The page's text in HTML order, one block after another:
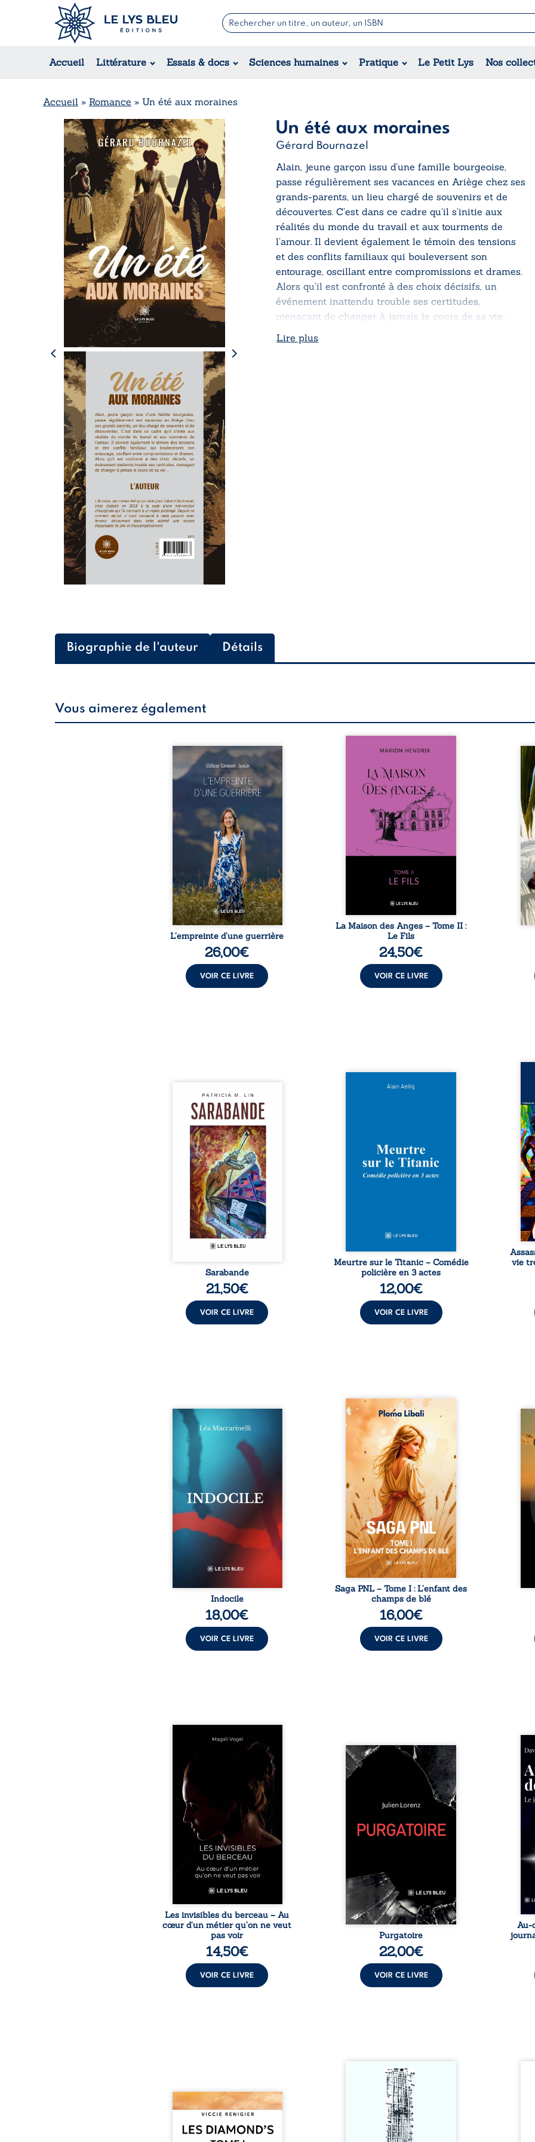
Accueil Littérature Essais & docs Sciences humaines Pratique Le Petit Lys Nos
Romans
Suspense / Thriller / Policier
Romance
Jeunesse
Théâtre
Accueil » Romance » Un été aux moraines
Un été aux moraines
Gérard Bournazel
Alain, jeune garçon issu d’une famille bourgeoise,
passe régulièrement ses vacances en Ariège chez ses
grands-parents, un lieu chargé de souvenirs et de
découvertes. C’est dans ce cadre qu’il s’initie aux
réalités du monde du travail et aux tourments de
l’amour. Il devient également le témoin des tensions
et des conflits familiaux qui bouleversent son
entourage, oscillant entre compromissions et drames.
Alors qu’il est confronté à des choix décisifs, un
événement inattendu trouble ses certitudes,
menaçant de changer à jamais le cours de sa vie…
Lire plus
Biographie de l'auteur Détails
Vous aimerez également
Que reste-t-il de l’enfance
lorsque la maladie impose ses
propres règles ? L’empreinte
d’une guerrière livre, sans
détour, le récit d’un quotidien
bouleversé par la maladie
chronique, l’errance médicale
et de longues hospitalisations.
L’auteure y raconte ce que les
dossiers médicaux taisent : la
peur, l’isolement, l’épuisement
et le sentiment de ne pas ...
L’empreinte d’une guerrière
26,00€
VOIR CE LIVRE
Nous sommes en 1979, soit 15
patriarche Anatole-Eustache.
La famille devra affronter non
seulement un inconnu qui rôde
autour du domaine et dont
Firmin, le fidèle majordome,
redoute les visites, le passé
encombrant d’Anatole-
Eustache, la malédiction
familiale, mais aussi la toute-
puissance de Gauthier. Mais
comment dompter cet enfant
avant qu’il ...
La Maison des Anges – Tome II :
Le Fils
24,50€
VOIR CE LIVRE
Au
eux,
Aux chants crépitants de l’été,
Sous le silence ouaté de la
neige en hiver, Au cours de
nuits pâles, Dans la clarté
bienveillante de la lune, Rêves,
pensées, révoltes et espoirs…
Des mots s’assemblent, colorés,
rebelles aux règles de la
poésie, mais chantant en
rythme. Ils forment une
sarabande, passionnée souvent,
Sarabande
21,50€
VOIR CE LIVRE
Et si le naufrage n’avait pas
les profondeurs de l’Atlantique.
Sept décennies plus tard, la
découverte de l’épave fait
resurgir un secret que l’on
Meurtre sur le Titanic – Comédie
policière en 3 actes
12,00€
VOIR CE LIVRE
La
de
qui
vie
Quatre parties. Quatre refus.
Quatre visages d’une existence
en friction. Entre les silences
qu’on ne déchiffre pas, les
amours qu’on dérange, les
corps qu’on administre et les
liens qu’on sabote, cet ouvrage
parle à celles et ceux qui
vivent trop fort, trop vrai, trop
tôt. Indocile est une traversée.
Une langue nue. Une
insurrection calme. Une
déclaration d’existence pour ...
Indocile
18,00€
VOIR CE LIVRE
Autrefois, les champs
d’Atlantis vibraient sous le
vent et les enfants couraient
dans les blés. Puis la couronne
plia le genou, livrant son
peuple à l’ombre d’Ivorny. À
Atove, Luwel aurait pu
disparaître dans les ruines de
son destin ; pourtant, sous les
pierres d’un temple oublié, des
rebelles lui tendirent la main.
Parmi eux, Atos, général sans
trône mais habité par ...
Saga PNL – Tome I : L’enfant des
champs de blé
16,00€
VOIR CE LIVRE
les
les
Qui prend soin de celles et
ceux auxquels nous confions
nos enfants ? Derrière la
douceur apparente des
maisons d’accueil se joue une
réalité que nul ne soupçonne :
rémunérations dérisoires,
solitude, épuisement,
responsabilités écrasantes… À
travers des témoignages
saisissants et sa propre
expérience, Magali Vogel lève
le voile sur les coulisses d’une ...
Les invisibles du berceau – Au
cœur d’un métier qu’on ne veut
pas voir
14,50€
VOIR CE LIVRE
Vingt années d’écriture, de
blessures, d’émotions et de
pensées se rencontrent dans
ce recueil profondément
intime. Entre nouvelles
autobiographiques, poèmes
philosophiques, chaque texte
ouvre une porte sur
être choisie au hasard, comme
une rencontre inattendue sur
le chemin de la vie. ...
Purgatoire
22,00€
VOIR CE LIVRE
Né
la
ses
prix
les
Au-
Revenge est à la tête des
Diamond’s, un clan de motards
aussi réputé et respecté que
redouté dans tout le pays. Rien
Sommes-nous vraiment libres
si chacun de nos actes s’inscrit
dans une chaîne de causes ? À
travers une confrontation
entre les pensées d’Emmanuel
Kant et de Donald Davidson,
cet essai explore les liens entre
Je